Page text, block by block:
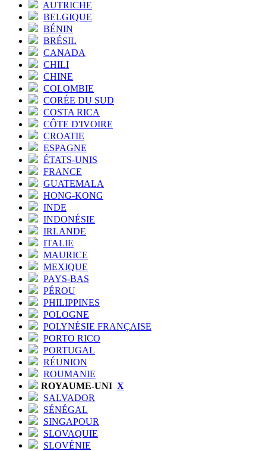
AUTRICHE
BELGIQUE
BÉNIN
BRÉSIL
CANADA
CHILI
CHINE
COLOMBIE
CORÉE DU SUD
COSTA RICA
CÔTE D'IVOIRE
CROATIE
ESPAGNE
ÉTATS-UNIS
FRANCE
GUATEMALA
HONG-KONG
INDE
INDONÉSIE
IRLANDE
ITALIE
MAURICE
MEXIQUE
PAYS-BAS
PÉROU
PHILIPPINES
POLOGNE
POLYNÉSIE FRANÇAISE
PORTO RICO
PORTUGAL
RÉUNION
ROUMANIE
ROYAUME-UNI X
SALVADOR
SÉNÉGAL
SINGAPOUR
SLOVAQUIE
SLOVÉNIE